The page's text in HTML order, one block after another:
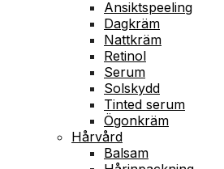
Ansiktspeeling
Dagkräm
Nattkräm
Retinol
Serum
Solskydd
Tinted serum
Ögonkräm
Hårvård
Balsam